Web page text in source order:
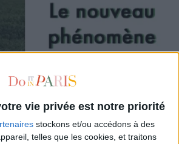
vie privée est notre priorité
stockons et/ou accédons à des
telles que les cookies, et traitons
EMBALLE LES MODEUSES RESPONSABLES